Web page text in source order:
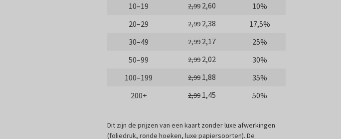
10–19
2,99 2,60
10%
20–29
2,99 2,38
17,5%
30–49
2,99 2,17
25%
50–99
2,99 2,02
30%
100–199
2,99 1,88
35%
200+
2,99 1,45 50%
Dit zijn de prijzen van een kaart zonder luxe afwerkingen
(foliedruk, ronde hoeken, luxe papiersoorten). De